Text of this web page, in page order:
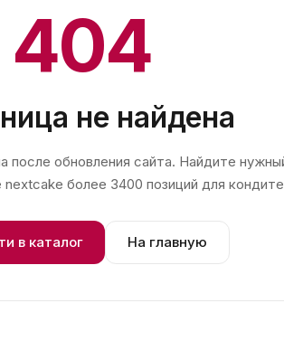
404
не найдена
после обновления сайта. Найдите
nextcake более 3400 позиций для
в каталог На главную